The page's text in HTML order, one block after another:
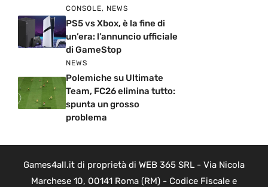
CONSOLE, NEWS
PS5 vs Xbox, è la fine di
un’era: l’annuncio ufficiale
di GameStop
NEWS
Polemiche su Ultimate
Team, FC26 elimina tutto:
spunta un grosso
problema
Games4all.it di proprietà di WEB 365 SRL - Via Nicola
Marchese 10, 00141 Roma (RM) - Codice Fiscale e